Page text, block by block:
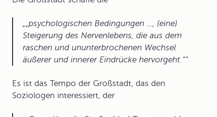
„psychologischen Bedingungen ..., (eine)
Steigerung des Nervenlebens, die aus dem
raschen und ununterbrochenen Wechsel
äußerer und innerer Eindrücke hervorgeht.“
Es ist das Tempo der Großstadt, das den
Soziologen interessiert, der